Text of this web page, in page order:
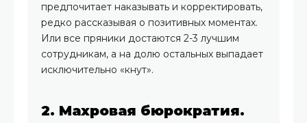
предпочитает наказывать и корректировать,
редко рассказывая о позитивных моментах.
Или все пряники достаются 2-3 лучшим
сотрудникам, а на долю остальных выпадает
исключительно «кнут».
2. Махровая бюрократия.